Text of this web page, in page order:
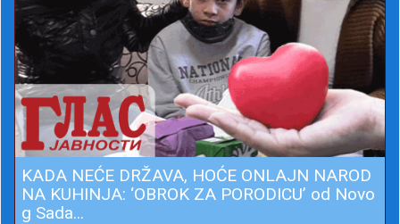
KADA NEĆE DRŽAVA, HOĆE ONLAJN NAROD
NA KUHINJA: ‘OBROK ZA PORODICU’ od Novo
g Sada...